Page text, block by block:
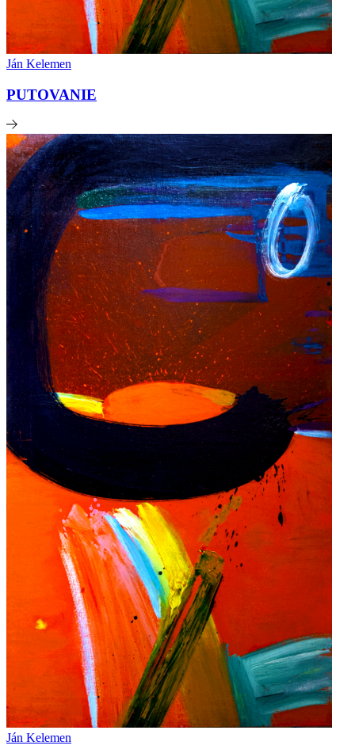
Ján Kelemen
PUTOVANIE
Ján Kelemen